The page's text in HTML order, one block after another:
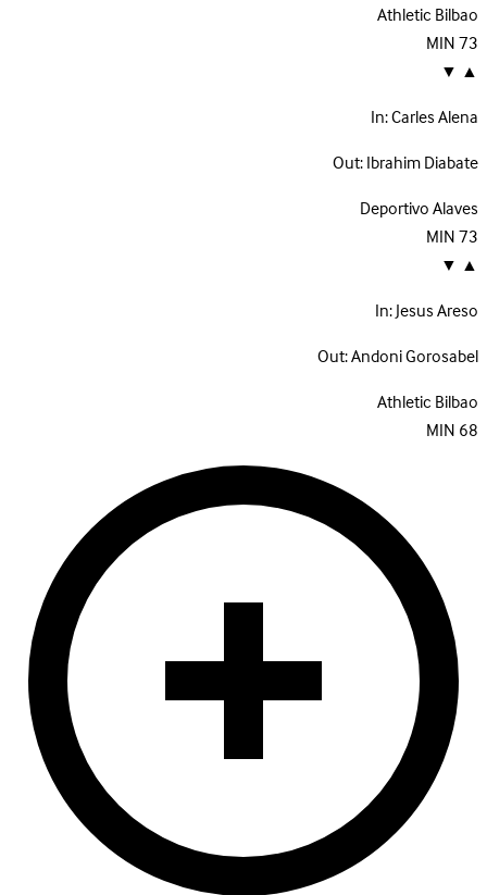
Athletic Bilbao
73
MIN
▲
▼
In:Carles Alena
Out:Ibrahim Diabate
Deportivo Alaves
73
MIN
▲
▼
In:Jesus Areso
Out:Andoni Gorosabel
Athletic Bilbao
68
MIN